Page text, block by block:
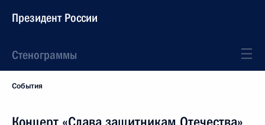
Президент России
Стенограммы
События